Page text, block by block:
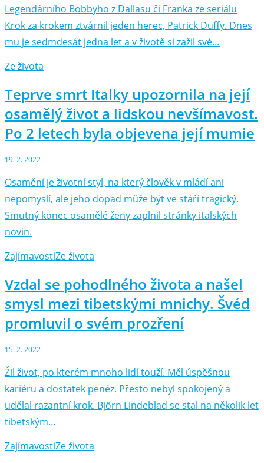
Legendárního Bobbyho z Dallasu či Franka ze seriálu
Krok za krokem ztvárnil jeden herec, Patrick Duffy. Dnes
mu je sedmdesát jedna let a v životě si zažil své…
Ze života
Teprve smrt Italky upozornila na její
osamělý život a lidskou nevšímavost.
Po 2 letech byla objevena její mumie
19. 2. 2022
Osamění je životní styl, na který člověk v mládí ani
nepomyslí, ale jeho dopad může být ve stáří tragický.
Smutný konec osamělé ženy zaplnil stránky italských
novin.
ZajímavostiZe života
Vzdal se pohodlného života a našel
smysl mezi tibetskými mnichy. Švéd
promluvil o svém prozření
15. 2. 2022
Žil život, po kterém mnoho lidí touží. Měl úspěšnou
kariéru a dostatek peněz. Přesto nebyl spokojený a
udělal razantní krok. Björn Lindeblad se stal na několik let
tibetským…
ZajímavostiZe života